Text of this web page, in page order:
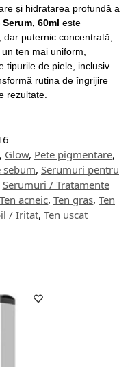
și hidratarea profundă a
60ml este
puternic concentrată,
ten mai uniform,
tipurile de piele, inclusiv
rutina de îngrijire
rezultate.
, Glow, Pete pigmentare,
sebum, Serumuri pentru
Serumuri / Tratamente
Ten acneic, Ten gras, Ten
/ Iritat, Ten uscat